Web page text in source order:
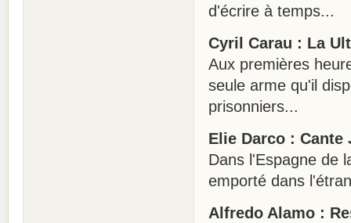
d'écrire à temps...
Cyril Carau : La
Aux premières
seule arme qu'il
prisonniers...
Elie Darco : Cante
Dans l'Espagne de
emporté dans
Alfredo Alamo :